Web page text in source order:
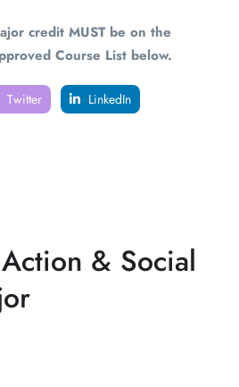
credit MUST be on the
Course List below.
Twitter LinkedIn
& Social